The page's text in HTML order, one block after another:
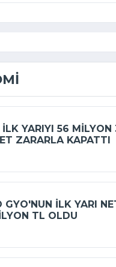
ILK YARIYI 56
ZARARLA KAPATTI
GYO'NUN ILK YARI
TL OLDU